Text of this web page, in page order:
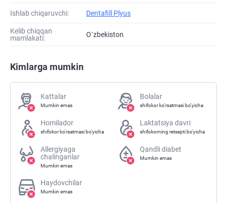
Ishlab chiqaruvchi: Dentafill Plyus
Kelib chiqqan
mamlakati:
O`zbekiston
Kimlarga mumkin
Kattalar
Mumkin emas
Bolalar
shifokor ko'rsatmasi bo'yicha
Homilador
shifokor ko'rsatmasi bo'yicha
Laktatsiya davri
shifokorning retsepti bo'yicha
Allergiyaga
chalinganlar
Mumkin emas
Qandli diabet
Mumkin emas
Haydovchilar
Mumkin emas